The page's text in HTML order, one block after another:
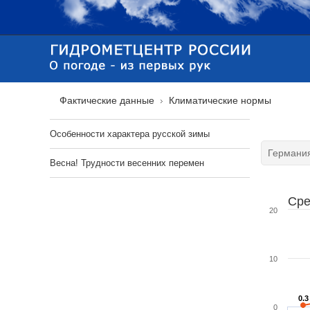
Фактические данные Климатические нормы
0.3
0.3
0
10
20
Особенности характера русской зимы
Весна! Трудности весенних перемен